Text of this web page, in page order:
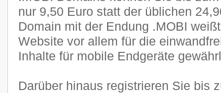
nur 9,50 Euro statt der üblichen
Domain mit der Endung .MOBI
Website vor allem für die
Inhalte für mobile Endgeräte
Darüber hinaus registrieren Sie bis